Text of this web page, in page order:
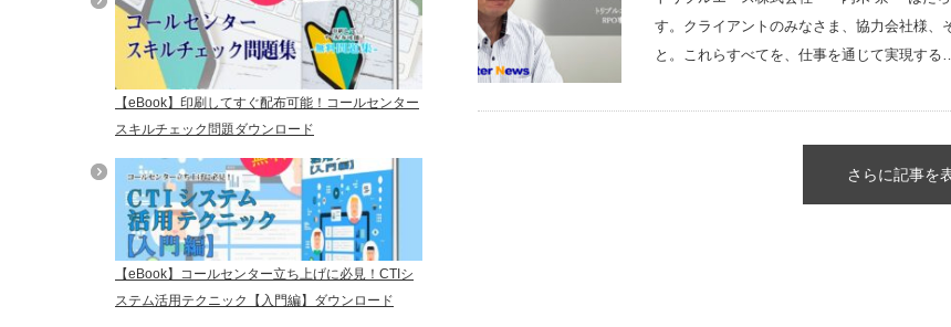
す。クライアントのみなさま、協力会社様、
と。これらすべてを、仕事を通じて実現する
さらに記事を
【eBook】印刷してすぐ配布可能！コールセンター
スキルチェック問題ダウンロード
【eBook】コールセンター立ち上げに必見！CTIシ
ステム活用テクニック【入門編】ダウンロード